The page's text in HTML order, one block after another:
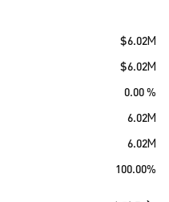
$6.02M
$6.02M
0.00 %
6.02M
6.02M
100.00%